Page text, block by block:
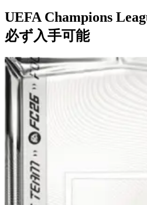
UEFA Champions
必ず入手可能